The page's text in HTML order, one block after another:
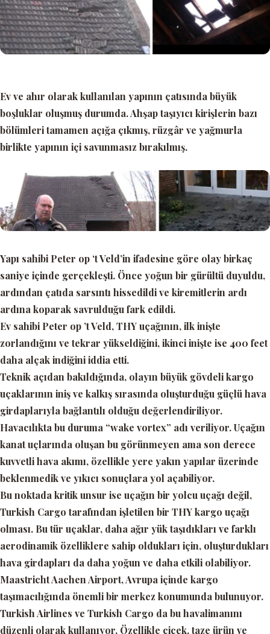
Ev ve ahır olarak kullanılan yapının çatısında büyük
boşluklar oluşmuş durumda. Ahşap taşıyıcı kirişlerin bazı
bölümleri tamamen açığa çıkmış, rüzgâr ve yağmurla
birlikte yapının içi savunmasız bırakılmış.
Yapı sahibi Peter op ‘t Veld’in ifadesine göre olay birkaç
saniye içinde gerçekleşti. Önce yoğun bir gürültü duyuldu,
ardından çatıda sarsıntı hissedildi ve kiremitlerin ardı
ardına koparak savrulduğu fark edildi.
Ev sahibi Peter op ’t Veld, THY uçağının, ilk inişte
zorlandığını ve tekrar yükseldiğini, ikinci inişte ise 400 feet
daha alçak indiğini iddia etti.
Teknik açıdan bakıldığında, olayın büyük gövdeli kargo
uçaklarının iniş ve kalkış sırasında oluşturduğu güçlü hava
girdaplarıyla bağlantılı olduğu değerlendiriliyor.
Havacılıkta bu duruma “wake vortex” adı veriliyor. Uçağın
kanat uçlarında oluşan bu görünmeyen ama son derece
kuvvetli hava akımı, özellikle yere yakın yapılar üzerinde
beklenmedik ve yıkıcı sonuçlara yol açabiliyor.
Bu noktada kritik unsur ise uçağın bir yolcu uçağı değil,
Turkish Cargo tarafından işletilen bir THY kargo uçağı
olması. Bu tür uçaklar, daha ağır yük taşıdıkları ve farklı
aerodinamik özelliklere sahip oldukları için, oluşturdukları
hava girdapları da daha yoğun ve daha etkili olabiliyor.
Maastricht Aachen Airport, Avrupa içinde kargo
taşımacılığında önemli bir merkez konumunda bulunuyor.
Turkish Airlines ve Turkish Cargo da bu havalimanını
düzenli olarak kullanıyor. Özellikle çiçek, taze ürün ve